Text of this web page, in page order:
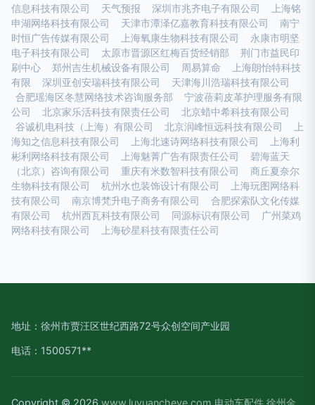
信息科技有限公司
天气预报 深圳市兆齐电子有限公司
上海铭
申湖网络科技有限公司
天津市潭泽亿嘉教育科技有限公司
南宁
时恒广告传媒有限公司
上海氧康生物科技有限公司
永康市明坚
电子科技有限公司
太原市晋源区红梅百货经销部
荆门市益民印
刷中心
郑州吉生机械设备有限公司 周易算命
上海朗怡特科技
有限
深圳亚创安瑞科技有限公司
天津海川浩瑞科技有限公司
合肥瑶海区冬慧网络技术咨询服务部
宁波蓓莉皮革护理服务有限
公司
北京家乐活科技有限责任公司
北京蜡中希科技有限公司
谷诚机电科技（上海）有限公司
北京润峰恒远科技有限公司
上
海知之信息科技有限公司
上海北速诗网络科技有限公司
上海利
彬利网络科技有限公司
上海魅菁广告有限责任公司
碧海蓝天
（北京）咨询有限公司
重庆有米数智科技有限公司
商丘夏奈尔
生物科技有限公司
杭州水也装饰设计有限公司
上海玩图网络科
技有限公司
南京博梵升电子商务有限公司
合肥探索队文化传媒
有限公司
杭州西瓦科技有限公司 同源标识有限公司
广州菜鸡
网络科技有限公司
上海砂星科技有限责任公司
地址：徐州市贾汪区世纪西路72号众创空间产业园
电话：1500571**
Copyright © 2026 www.luyuancheye.com 电动车配件 徐州金